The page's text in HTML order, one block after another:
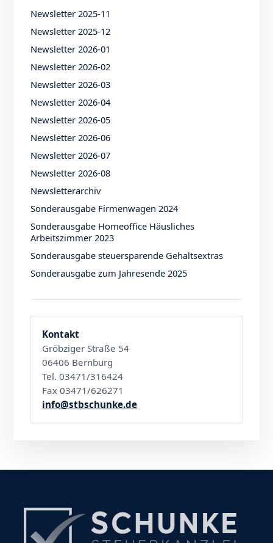
Newsletter 2025-11
Newsletter 2025-12
Newsletter 2026-01
Newsletter 2026-02
Newsletter 2026-03
Newsletter 2026-04
Newsletter 2026-05
Newsletter 2026-06
Newsletter 2026-07
Newsletter 2026-08
Newsletterarchiv
Sonderausgabe Firmenwagen 2024
Sonderausgabe Homeoffice Häusliches
Arbeitszimmer 2023
Sonderausgabe steuersparende Gehaltsextras
Sonderausgabe zum Jahresende 2025
Kontakt
Gröbziger Straße 54
06406 Bernburg
Tel. 03471/316424
Fax 03471/626271
info@stbschunke.de